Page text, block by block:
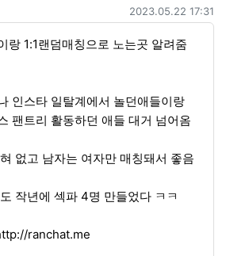
님의 댓글 작성일
2023.05.22 17:31
랑 1:1랜덤매칭으로 노는곳 알려줌
인스타 일탈계에서 놀던애들이랑
팬트리 활동하던 애들 대거 넘어옴
없고 남자는 여자만 매칭돼서 좋음
작년에 섹파 4명 만들었다 ㅋㅋ
ranchat.me